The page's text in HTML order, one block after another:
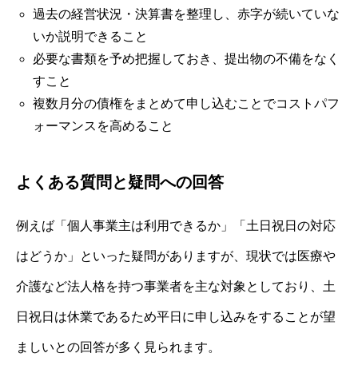
過去の経営状況・決算書を整理し、赤字が続いていな
いか説明できること
必要な書類を予め把握しておき、提出物の不備をなく
すこと
複数月分の債権をまとめて申し込むことでコストパフ
ォーマンスを高めること
よくある質問と疑問への回答
例えば「個人事業主は利用できるか」「土日祝日の対応
はどうか」といった疑問がありますが、現状では医療や
介護など法人格を持つ事業者を主な対象としており、土
日祝日は休業であるため平日に申し込みをすることが望
ましいとの回答が多く見られます。